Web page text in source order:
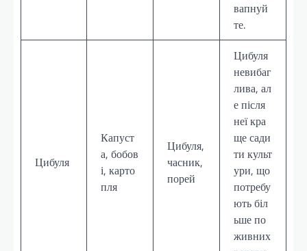
вапнуй
те.
Цибуля
Капуст
а, бобов
і, карто
пля
Цибуля,
часник,
порей
Цибуля
невибаг
лива, ал
е після
неї кра
ще сади
ти культ
ури, що
потребу
ють біл
ьше по
живних